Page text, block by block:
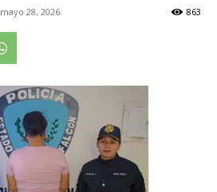
mayo 28, 2026 863